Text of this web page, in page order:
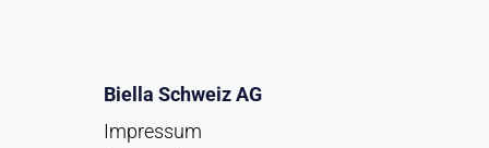
Biella Schweiz AG
Impressum